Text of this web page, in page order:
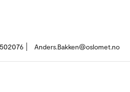
Anders.Bakken@oslomet.no